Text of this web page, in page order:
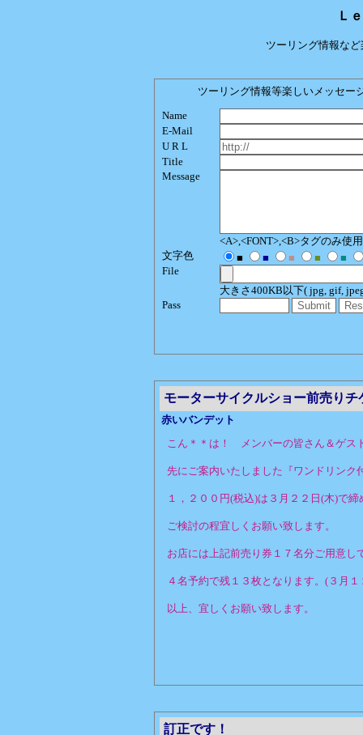
Ｌ
ツーリング情報な
ツーリング情報等楽しいメッセー
Name
E-Mail
U R L
Title
Message
<A>,<FONT>,<B>タグのみ使
文字色
■ ■ ■ ■
■
File
大きさ400KB以下( jpg, gif,
Pass
モーターサイクルショー前売りチ
赤いバンデット
こん＊＊は！ メンバーの皆さん＆ゲス
先にご案内いたしました『ワンドリンク
１，２００円(税込)は３月２２日(木)で
ご検討の程宜しくお願い致します。
お店には上記前売り券１７名分ご用意し
４名予約で残１３枚となります。(３月１
以上、宜しくお願い致します。
訂正です！